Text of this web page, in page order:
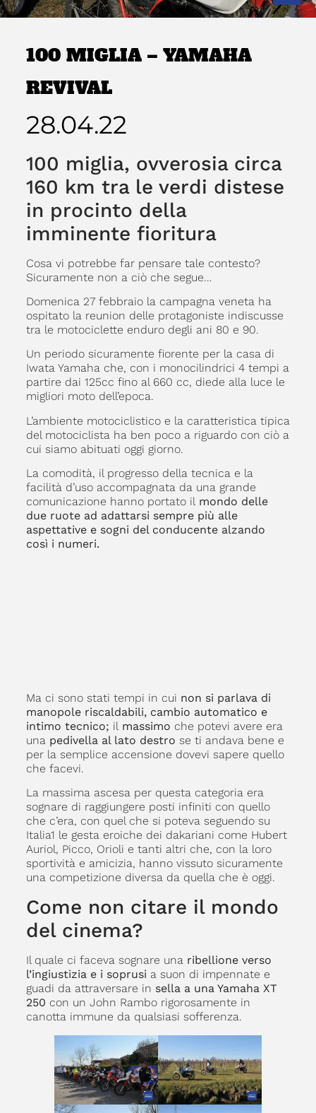
100 MIGLIA – YAMAHA
REVIVAL
28.04.22
100 miglia, ovverosia circa
160 km tra le verdi distese
in procinto della
imminente fioritura
Cosa vi potrebbe far pensare tale contesto?
Sicuramente non a ciò che segue…
Domenica 27 febbraio la campagna veneta ha
ospitato la reunion delle protagoniste indiscusse
tra le motociclette enduro degli ani 80 e 90.
Un periodo sicuramente fiorente per la casa di
Iwata Yamaha che, con i monocilindrici 4 tempi a
partire dai 125cc fino al 660 cc, diede alla luce le
migliori moto dell’epoca.
L’ambiente motociclistico e la caratteristica tipica
del motociclista ha ben poco a riguardo con ciò a
cui siamo abituati oggi giorno.
La comodità, il progresso della tecnica e la
facilità d’uso accompagnata da una grande
comunicazione hanno portato il mondo delle
due ruote ad adattarsi sempre più alle
aspettative e sogni del conducente alzando
così i numeri.
Ma ci sono stati tempi in cui non si parlava di
manopole riscaldabili, cambio automatico e
intimo tecnico; il massimo che potevi avere era
una pedivella al lato destro se ti andava bene e
per la semplice accensione dovevi sapere quello
che facevi.
La massima ascesa per questa categoria era
sognare di raggiungere posti infiniti con quello
che c’era, con quel che si poteva seguendo su
Italia1 le gesta eroiche dei dakariani come Hubert
Auriol, Picco, Orioli e tanti altri che, con la loro
sportività e amicizia, hanno vissuto sicuramente
una competizione diversa da quella che è oggi.
Come non citare il mondo
del cinema?
Il quale ci faceva sognare una ribellione verso
l’ingiustizia e i soprusi a suon di impennate e
guadi da attraversare in sella a una Yamaha XT
250 con un John Rambo rigorosamente in
canotta immune da qualsiasi sofferenza.